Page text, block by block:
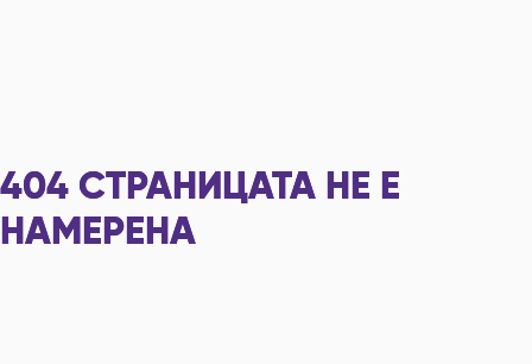
404 СТРАНИЦАТА НЕ Е
НАМЕРЕНА